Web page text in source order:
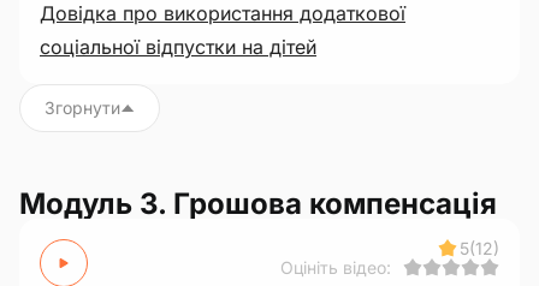
Довідка про використання додаткової
соціальної відпустки на дітей
Згорнути
Модуль 3. Грошова компенсація
5(12)
Оцініть відео: